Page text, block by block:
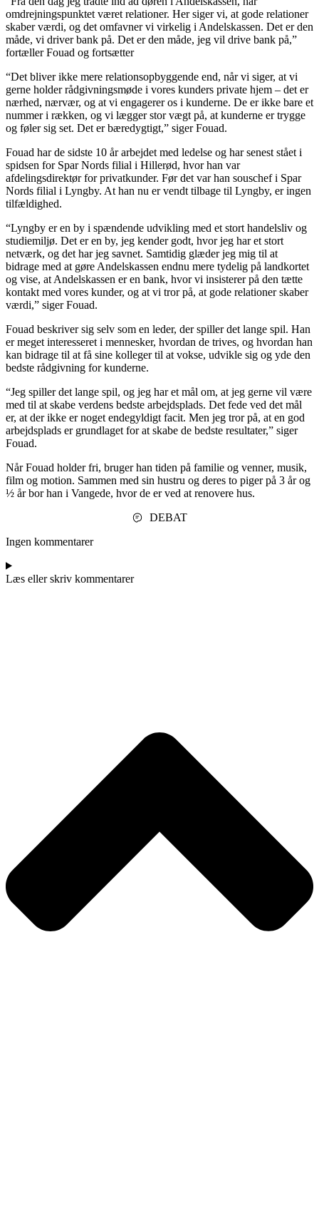
omdrejningspunktet været relationer. Her siger vi, at gode relationer
skaber værdi, og det omfavner vi virkelig i Andelskassen. Det er den
måde, vi driver bank på. Det er den måde, jeg vil drive bank på,”
fortæller Fouad og fortsætter
“Det bliver ikke mere relationsopbyggende end, når vi siger, at vi
gerne holder rådgivningsmøde i vores kunders private hjem – det er
nærhed, nærvær, og at vi engagerer os i kunderne. De er ikke bare et
nummer i rækken, og vi lægger stor vægt på, at kunderne er trygge
og føler sig set. Det er bæredygtigt,” siger Fouad.
Fouad har de sidste 10 år arbejdet med ledelse og har senest stået i
spidsen for Spar Nords filial i Hillerød, hvor han var
afdelingsdirektør for privatkunder. Før det var han souschef i Spar
Nords filial i Lyngby. At han nu er vendt tilbage til Lyngby, er ingen
tilfældighed.
“Lyngby er en by i spændende udvikling med et stort handelsliv og
studiemiljø. Det er en by, jeg kender godt, hvor jeg har et stort
netværk, og det har jeg savnet. Samtidig glæder jeg mig til at
bidrage med at gøre Andelskassen endnu mere tydelig på landkortet
og vise, at Andelskassen er en bank, hvor vi insisterer på den tætte
kontakt med vores kunder, og at vi tror på, at gode relationer skaber
værdi,” siger Fouad.
Fouad beskriver sig selv som en leder, der spiller det lange spil. Han
er meget interesseret i mennesker, hvordan de trives, og hvordan han
kan bidrage til at få sine kolleger til at vokse, udvikle sig og yde den
bedste rådgivning for kunderne.
“Jeg spiller det lange spil, og jeg har et mål om, at jeg gerne vil være
med til at skabe verdens bedste arbejdsplads. Det fede ved det mål
er, at der ikke er noget endegyldigt facit. Men jeg tror på, at en god
arbejdsplads er grundlaget for at skabe de bedste resultater,” siger
Fouad.
Når Fouad holder fri, bruger han tiden på familie og venner, musik,
film og motion. Sammen med sin hustru og deres to piger på 3 år og
½ år bor han i Vangede, hvor de er ved at renovere hus.
DEBAT
Ingen kommentarer
Læs eller skriv kommentarer